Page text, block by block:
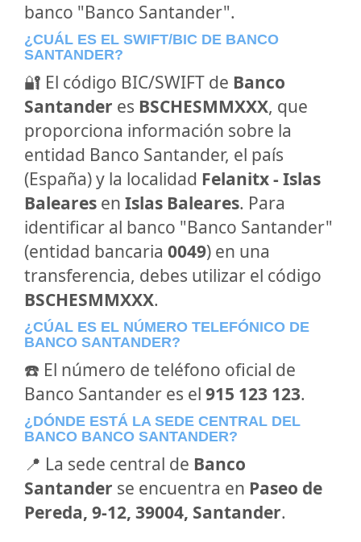
banco "Banco Santander".
¿CUÁL ES EL SWIFT/BIC DE BANCO
SANTANDER?
🔐 El código BIC/SWIFT de Banco
Santander es BSCHESMMXXX, que
proporciona información sobre la
entidad Banco Santander, el país
(España) y la localidad Felanitx - Islas
Baleares en Islas Baleares. Para
identificar al banco "Banco Santander"
(entidad bancaria 0049) en una
transferencia, debes utilizar el código
BSCHESMMXXX.
¿CÚAL ES EL NÚMERO TELEFÓNICO DE
BANCO SANTANDER?
☎️ El número de teléfono oficial de
Banco Santander es el 915 123 123.
¿DÓNDE ESTÁ LA SEDE CENTRAL DEL
BANCO BANCO SANTANDER?
📍 La sede central de Banco
Santander se encuentra en Paseo de
Pereda, 9-12, 39004, Santander.